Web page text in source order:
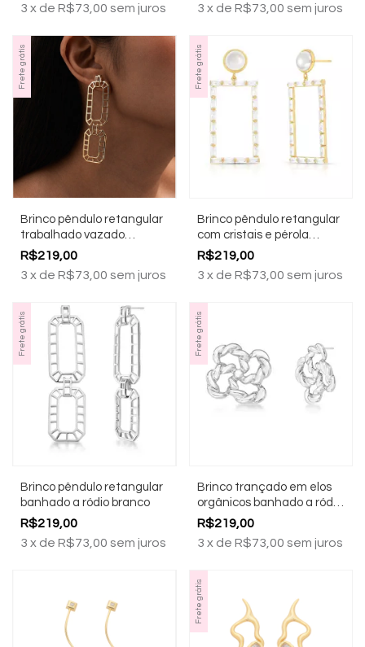
3 x de R$73,00 sem juros
3 x de R$73,00 sem juros
Frete grátis
Brinco pêndulo retangular
trabalhado vazado
Banhado a ouro 18k
R$219,00
3 x de R$73,00 sem juros
Frete grátis
Brinco pêndulo retangular
com cristais e pérola
Banhado a ouro 18k
R$219,00
3 x de R$73,00 sem juros
Frete grátis
Brinco pêndulo retangular
banhado a ródio branco
R$219,00
3 x de R$73,00 sem juros
Frete grátis
Brinco trançado em elos
orgânicos banhado a ródio
branco
R$219,00
3 x de R$73,00 sem juros
Frete grátis